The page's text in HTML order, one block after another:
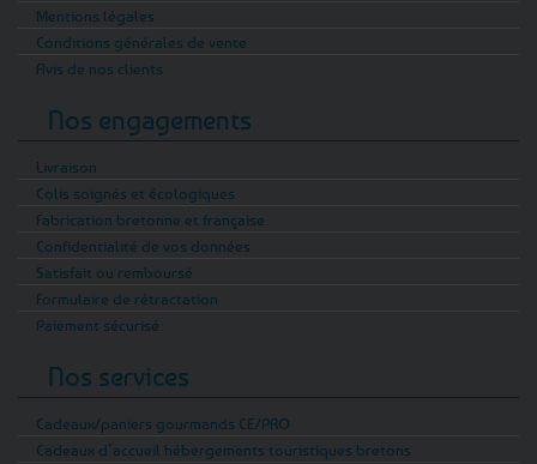
Mentions légales
Conditions générales de vente
Avis de nos clients
Nos engagements
Livraison
Colis soignés et écologiques
Fabrication bretonne et française
Confidentialité de vos données
Satisfait ou remboursé
Formulaire de rétractation
Paiement sécurisé
Nos services
Cadeaux/paniers gourmands CE/PRO
Cadeaux d’accueil hébergements touristiques bretons